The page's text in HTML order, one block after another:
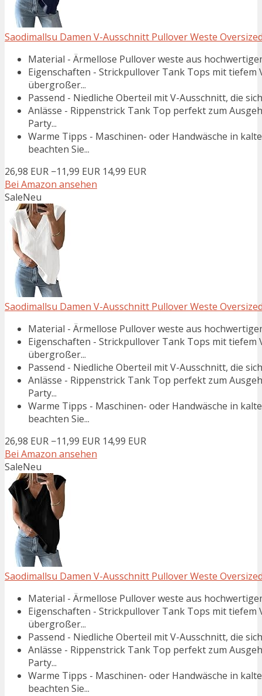
Saodimallsu Damen V-Ausschnitt Pullover Weste
Material - Ärmellose Pullover weste aus
Eigenschaften - Strickpullover Tank Tops mit tiefem
übergroßer...
Passend - Niedliche Oberteil mit V-Ausschnitt, die
Anlässe - Rippenstrick Tank Top perfekt zum
Party...
Warme Tipps - Maschinen- oder Handwäsche in
beachten Sie...
26,98 EUR −11,99 EUR 14,99 EUR
Bei Amazon ansehen
SaleNeu
Saodimallsu Damen V-Ausschnitt Pullover Weste
Material - Ärmellose Pullover weste aus
Eigenschaften - Strickpullover Tank Tops mit tiefem
übergroßer...
Passend - Niedliche Oberteil mit V-Ausschnitt, die
Anlässe - Rippenstrick Tank Top perfekt zum
Party...
Warme Tipps - Maschinen- oder Handwäsche in
beachten Sie...
26,98 EUR −11,99 EUR 14,99 EUR
Bei Amazon ansehen
SaleNeu
Saodimallsu Damen V-Ausschnitt Pullover Weste
Material - Ärmellose Pullover weste aus
Eigenschaften - Strickpullover Tank Tops mit tiefem
übergroßer...
Passend - Niedliche Oberteil mit V-Ausschnitt, die
Anlässe - Rippenstrick Tank Top perfekt zum
Party...
Warme Tipps - Maschinen- oder Handwäsche in
beachten Sie...